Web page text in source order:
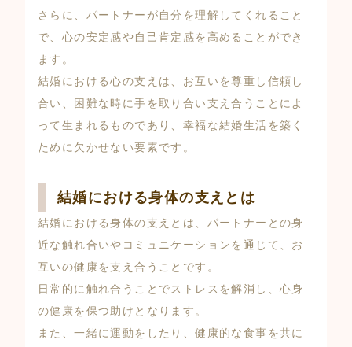
さらに、パートナーが自分を理解してくれること
で、心の安定感や自己肯定感を高めることができ
ます。
結婚における心の支えは、お互いを尊重し信頼し
合い、困難な時に手を取り合い支え合うことによ
って生まれるものであり、幸福な結婚生活を築く
ために欠かせない要素です。
結婚における身体の支えとは
結婚における身体の支えとは、パートナーとの身
近な触れ合いやコミュニケーションを通じて、お
互いの健康を支え合うことです。
日常的に触れ合うことでストレスを解消し、心身
の健康を保つ助けとなります。
また、一緒に運動をしたり、健康的な食事を共に